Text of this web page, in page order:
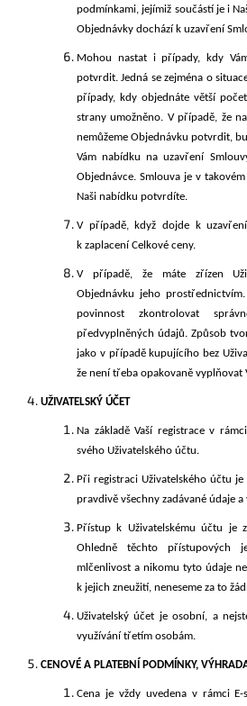
podmínkami, jejímiž součástí je i
Objednávky dochází k uzavření
Mohou nastat i případy, kdy
potvrdit. Jedná se zejména o
případy, kdy objednáte větší
strany umožněno. V případě, že
nemůžeme Objednávku potvrdit,
Vám nabídku na uzavření
Objednávce. Smlouva je v
Naši nabídku potvrdíte.
V případě, když dojde k
k zaplacení Celkové ceny.
V případě, že máte zřízen
Objednávku jeho
povinnost zkontrolovat
předvyplněných údajů. Způsob
jako v případě kupujícího bez
že není třeba opakovaně vyplňovat
UŽIVATELSKÝ ÚČET
Na základě Vaší registrace v
svého Uživatelského účtu.
Při registraci Uživatelského účtu
pravdivě všechny zadávané údaje a
Přístup k Uživatelskému účtu je
Ohledně těchto přístupových
mlčenlivost a nikomu tyto údaje
k jejich zneužití, neneseme za to
Uživatelský účet je osobní, a
využívání třetím osobám.
CENOVÉ A PLATEBNÍ PODMÍNKY,
Cena je vždy uvedena v rámci